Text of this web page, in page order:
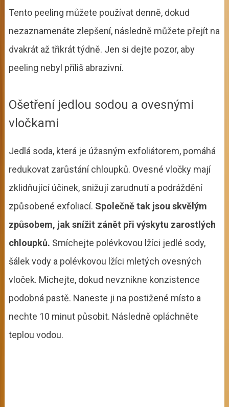
Tento peeling můžete používat denně, dokud
nezaznamenáte zlepšení, následně můžete přejít na
dvakrát až třikrát týdně. Jen si dejte pozor, aby
peeling nebyl příliš abrazivní.
Ošetření jedlou sodou a ovesnými
vločkami
Jedlá soda, která je úžasným exfoliátorem, pomáhá
redukovat zarůstání chloupků. Ovesné vločky mají
zklidňující účinek, snižují zarudnutí a podráždění
způsobené exfoliací. Společně tak jsou skvělým
způsobem, jak snížit zánět při výskytu zarostlých
chloupků. Smíchejte polévkovou lžíci jedlé sody,
šálek vody a polévkovou lžíci mletých ovesných
vloček. Míchejte, dokud nevznikne konzistence
podobná pastě. Naneste ji na postižené místo a
nechte 10 minut působit. Následně opláchněte
teplou vodou.